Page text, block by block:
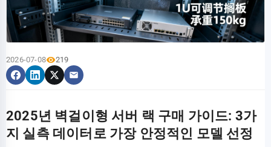
HB30A3A1CFB는 단일 TT(Transaction Translator) 아키텍처를 채택
하여 여러 장치를 동시에 사용할 때 효율성이 한층 더 저하됩니다. 듀
얼 포트 동시 풀로드 전송 시의 속도 감쇄 두 개의 포트에서 동시에 대
의 평균 속도는 200-250MB/s로 떨어집니다. 이 경우 허브가 데이터
패킷을 빈번하게 스케줄링해야 하므로 CPU 점유율이 눈에 띄게 상승
개방한 시나리오에서의 실제 가용 대역폭 4개 포트가 동시에 풀로드
상태가 되는 것은 극단적인 시나리오로, 실측 결과 총 대역폭은 약
厂短线的帧数表现。结果显示，在Time Spy项目中，使用2米主动式
线缆的帧数损失控制在5%以内。这一损耗主要来自于线缆长度带来
的微小延迟，而非带宽不足导致的性能瓶颈。对于大多数重度应用来
说，这微乎其微的性能损失完全可以在实际体验中被忽略，让你的桌
面布局拥有了极大的自由度。 测试项目 0.8米被动式线缆 2米主动式
线缆 性能差异 连续读取速度 2850 MB/s 2800 MB/s -1.8% 3DMark
定：主动式设计内置信号重整芯片，是确保2米长度下40Gbps满速传
输的唯一技术方案，有效解决信号衰减问题。 实测性能接近满分：
在大文件读写和外接显卡测试中，2米主动式Thunderbolt 4线缆的性
은 일반적으로 ±2kV 접촉 방전만 만족하지만, 산업용은 ±8kV 또는
±15kV에 달해야 합니다. 포트 전류 관리 능력에서도 소비자용은 고정
된 500mA 분배를 주로 사용하는 반면, 산업용은
니다. 이러한 차이는 현장 고장률의 자릿수(order of magnitude) 격차
를 직접적으로 결정합니다. 포트 관리 차원: 6가지 핵심 파라미터 심층
(BC1.2/DCP/CDP/SDP 프로토콜 지원) 포트 전원 공급 관리는 산업용
허브의 가장 중요한 기술 지표입니다. BC1.2 규격은 세 가지 충전 포
트 유형을 정의합니다: DCP(전용 충전 포트)는 데이터 통신 없이 최대
출시되었습니다. 기존 고정식 선반의 한계를 극복하고, 유연한 깊이
조절 설계를 통해 다양한 크기의 IT 장비에 완벽하게 대응함으로써 진
정한 '1U 공간, 다양한 가능성'을 실현합니다. 본 문서에서는 하중 성
여, 실제로 150kg의 하중을 지지하고 랙 공간 활용도를 40% 향상시켜
공간 낭비와 무질서한 랙 관리를 해결할 수 있는지 분석합니다. 시장
증하면서 비표준 장비의 설치 문제가 더욱 두드러지고 있습니다. 이러
한 장비들은 대개 깊이가 제각각이어서 표준 19인치 랙에 고정하기
2026-07-08 219
2025년 벽걸이형 서버 랙 구매 가이드: 3가
지 실측 데이터로 가장 안정적인 모델 선정